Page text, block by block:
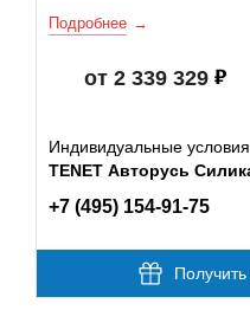
Подробнее
от 2 339 329
Индивидуальные
TENET Авторусь
+7 (495) 154-91-75